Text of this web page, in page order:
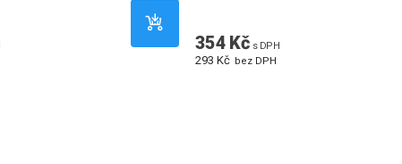
354 Kč s DPH
293 Kč bez DPH